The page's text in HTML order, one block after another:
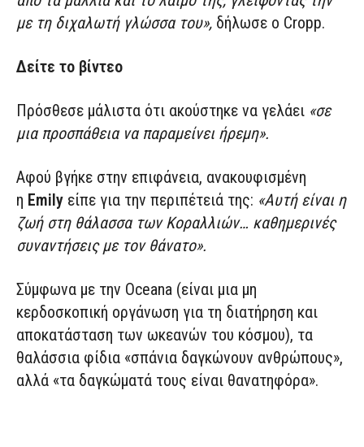
με τη διχαλωτή γλώσσα του», δήλωσε ο Cropp.
Δείτε το βίντεο
Πρόσθεσε μάλιστα ότι ακούστηκε να γελάει «σε
μια προσπάθεια να παραμείνει ήρεμη».
Αφού βγήκε στην επιφάνεια, ανακουφισμένη
η Emily είπε για την περιπέτειά της: «Αυτή είναι η
ζωή στη θάλασσα των Κοραλλιών… καθημερινές
συναντήσεις με τον θάνατο».
Σύμφωνα με την Oceana (είναι μια μη
κερδοσκοπική οργάνωση για τη διατήρηση και
αποκατάσταση των ωκεανών του κόσμου), τα
θαλάσσια φίδια «σπάνια δαγκώνουν ανθρώπους»,
αλλά «τα δαγκώματά τους είναι θανατηφόρα».